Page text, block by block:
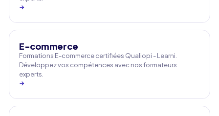
→
E-commerce
Formations E-commerce certifiées Qualiopi - Learni.
Développez vos compétences avec nos formateurs
experts.
→